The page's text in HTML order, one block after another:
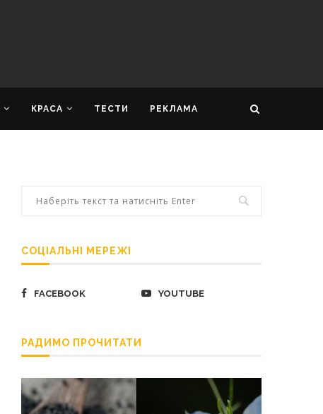
КРАСА ТЕСТИ РЕКЛАМА
СОЦІАЛЬНІ МЕРЕЖІ
FACEBOOK YOUTUBE
РАДИМО ПРОЧИТАТИ